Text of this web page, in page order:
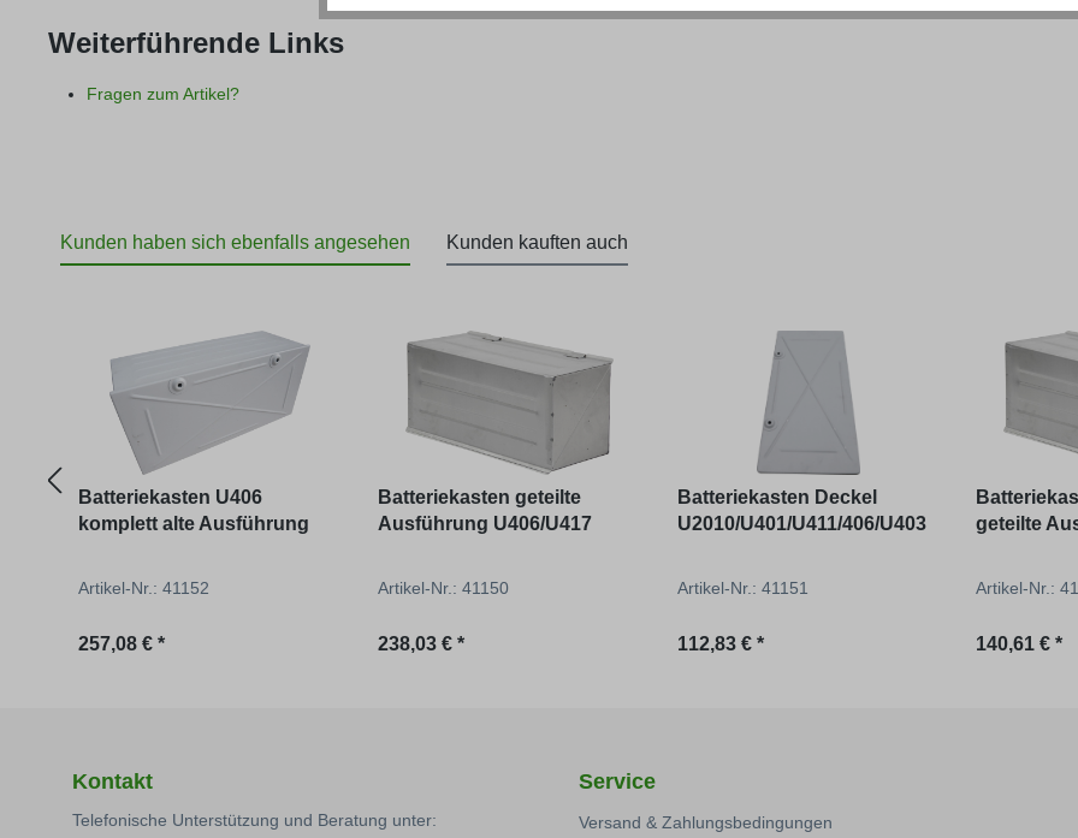
Weiterführende Links
Fragen zum Artikel?
Kunden haben sich ebenfalls angesehen Kunden kauften auch
Batteriekasten U406
komplett alte Ausführung
Artikel-Nr.: 41152
Regulärer Preis:
257,08 € *
Batteriekasten geteilte
Ausführung U406/U417
Artikel-Nr.: 41150
Regulärer Preis:
238,03 € *
Batteriekasten Deckel
U2010/U401/U411/406/U403
Artikel-Nr.: 41151
Regulärer Preis:
112,83 € *
geteilte
Artikel-Nr.:
Regulärer
140,61 € *
Kontakt
Telefonische Unterstützung und Beratung unter:
Service
Versand & Zahlungsbedingungen